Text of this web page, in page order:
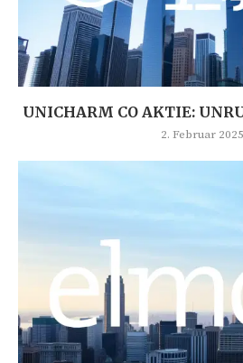
UNICHARM CO AKTIE:
2. Februar 2025